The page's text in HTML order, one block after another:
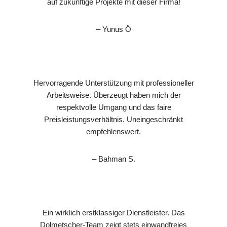
– Yunus Ö
Hervorragende Unterstützung mit professioneller
Arbeitsweise. Überzeugt haben mich der
respektvolle Umgang und das faire
Preisleistungsverhältnis. Uneingeschränkt
empfehlenswert.
– Bahman S.
Ein wirklich erstklassiger Dienstleister. Das
Dolmetscher-Team zeigt stets einwandfreies